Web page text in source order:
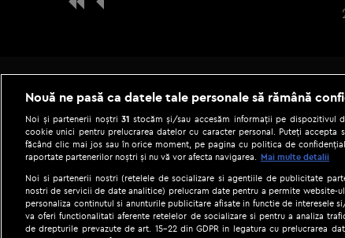
Gestionați preferințele|
Nouă ne pasă ca datele tale personale să rămână
Noi și partenerii noștri31 stocăm și/sau accesăm informații pe dispozitivul
cookie unici pentru prelucrarea datelor cu caracter personal. Puteți accepta
făcând clic mai jos sau în orice moment, pe pagina cu politica de
raportate partenerilor noștri și nu vă vor afecta navigarea.
Mai multe detalii
Noi si partenerii nostri (retelele de socializare si agentiile de publicitate
nostri de servicii de date analitice) prelucram date pentru a permite website-
personaliza continutul si anunturile publicitare afisate in functie de interesele
va oferi functionalitati aferente retelelor de socializare si pentru a analiza
de drepturile prevazute de art. 15-22 din GDPR in legatura cu prelucrarea